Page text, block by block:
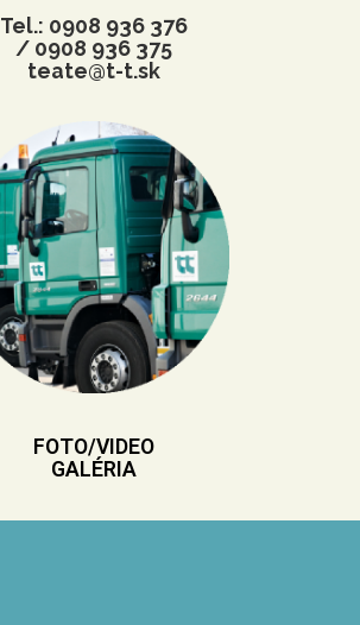
Tel.: 0908 936 376
/ 0908 936 375
teate@t-t.sk
FOTO/VIDEO
GALÉRIA